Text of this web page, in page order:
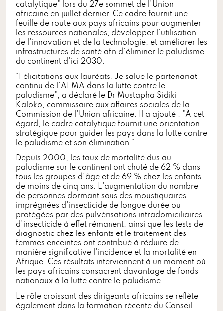
catalytique" lors du 27e sommet de l'Union
africaine en juillet dernier. Ce cadre fournit une
feuille de route aux pays africains pour augmenter
les ressources nationales, développer l'utilisation
de l'innovation et de la technologie, et améliorer les
infrastructures de santé afin d'éliminer le paludisme
du continent d'ici 2030.
"Félicitations aux lauréats. Je salue le partenariat
continu de l'ALMA dans la lutte contre le
paludisme", a déclaré le Dr Mustapha Sidiki
Kaloko, commissaire aux affaires sociales de la
Commission de l'Union africaine. Il a ajouté : "À cet
égard, le cadre catalytique fournit une orientation
stratégique pour guider les pays dans la lutte contre
le paludisme et son élimination."
Depuis 2000, les taux de mortalité dus au
paludisme sur le continent ont chuté de 62 % dans
tous les groupes d'âge et de 69 % chez les enfants
de moins de cinq ans. L'augmentation du nombre
de personnes dormant sous des moustiquaires
imprégnées d'insecticide de longue durée ou
protégées par des pulvérisations intradomiciliaires
d'insecticide à effet rémanent, ainsi que les tests de
diagnostic chez les enfants et le traitement des
femmes enceintes ont contribué à réduire de
manière significative l'incidence et la mortalité en
Afrique. Ces résultats interviennent à un moment où
les pays africains consacrent davantage de fonds
nationaux à la lutte contre le paludisme.
Le rôle croissant des dirigeants africains se reflète
également dans la formation récente du Conseil